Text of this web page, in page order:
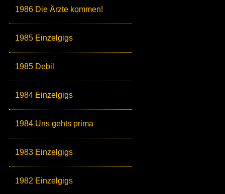
1986 Die Ärzte kommen!
1985 Einzelgigs
1985 Debil
1984 Einzelgigs
1984 Uns gehts prima
1983 Einzelgigs
1982 Einzelgigs